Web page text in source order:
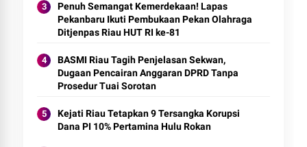
Penuh Semangat Kemerdekaan! Lapas
Pekanbaru Ikuti Pembukaan Pekan Olahraga
Ditjenpas Riau HUT RI ke-81
BASMI Riau Tagih Penjelasan Sekwan,
Dugaan Pencairan Anggaran DPRD Tanpa
Prosedur Tuai Sorotan
Kejati Riau Tetapkan 9 Tersangka Korupsi
Dana PI 10% Pertamina Hulu Rokan